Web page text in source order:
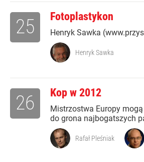
Fotoplastykon
Henryk Sawka
25
Henryk Sawka
Kop w 2012
Mistrzostwa Europy
do grona najbogatszych
26
Rafał Pleśniak